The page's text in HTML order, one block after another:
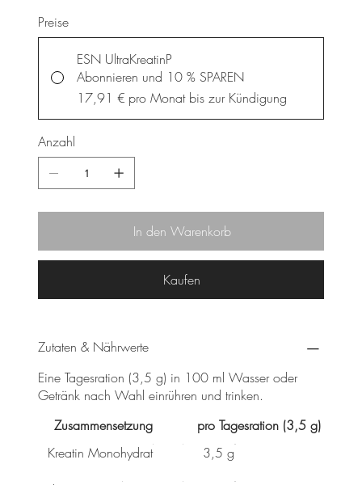
Preise
ESN UltraKreatinP
Abonnieren und 10 % SPAREN
17,91 € pro Monat bis zur Kündigung
Anzahl
In den Warenkorb
Kaufen
Zutaten & Nährwerte
Eine Tagesration (3,5 g) in 100 ml Wasser oder
Getränk nach Wahl einrühren und trinken.
Zusammensetzung
pro Tagesration (3,5 g)
Kreatin Monohydrat
3,5 g